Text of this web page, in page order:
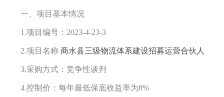
一、项目基本情况
1.项目编号：2023-4-23-3
2.项目名称 商水县三级物流体系建设招募运营合伙人
3.采购方式： 竞争性谈判
4.控制价： 每年最低保底收益率为8%